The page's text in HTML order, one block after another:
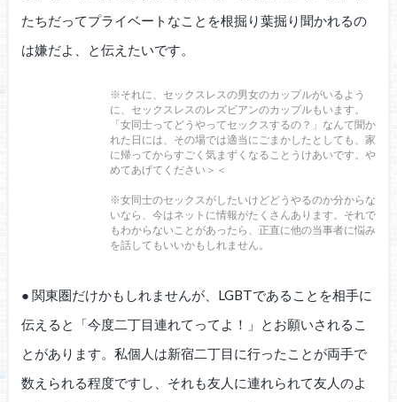
たちだってプライベートなことを根掘り葉掘り聞かれるの
は嫌だよ、と伝えたいです。
※それに、セックスレスの男女のカップルがいるよう
に、セックスレスのレズビアンのカップルもいます。
「女同士ってどうやってセックスするの？」なんて聞か
れた日には、その場では適当にごまかしたとしても、家
に帰ってからすごく気まずくなることうけあいです。や
めてあげてください＞＜
※女同士のセックスがしたいけどどうやるのか分からな
いなら、今はネットに情報がたくさんあります。それで
もわからないことがあったら、正直に他の当事者に悩み
を話してもいいかもしれません。
● 関東圏だけかもしれませんが、LGBTであることを相手に
伝えると「今度二丁目連れてってよ！」とお願いされるこ
とがあります。私個人は新宿二丁目に行ったことが両手で
数えられる程度ですし、それも友人に連れられて友人のよ